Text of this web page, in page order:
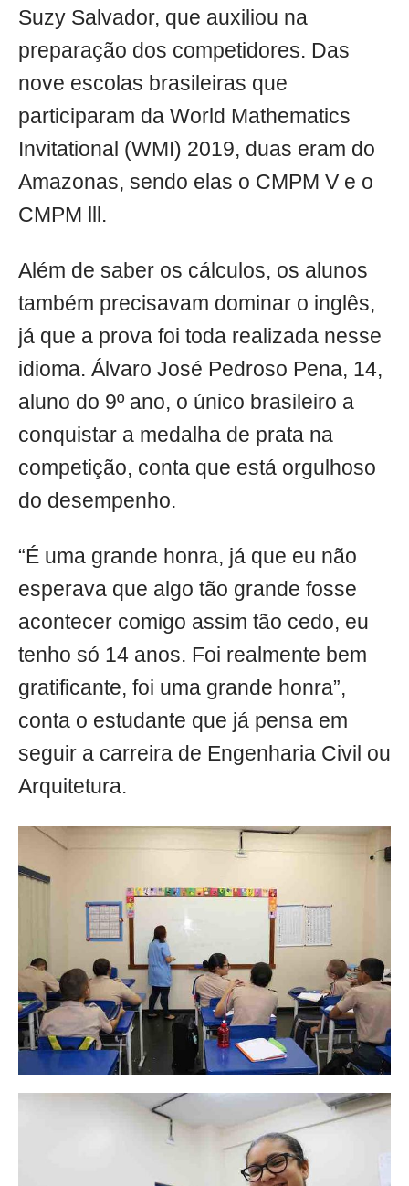
Suzy Salvador, que auxiliou na
preparação dos competidores. Das
nove escolas brasileiras que
participaram da World Mathematics
Invitational (WMI) 2019, duas eram do
Amazonas, sendo elas o CMPM V e o
CMPM lll.
Além de saber os cálculos, os alunos
também precisavam dominar o inglês,
já que a prova foi toda realizada nesse
idioma. Álvaro José Pedroso Pena, 14,
aluno do 9º ano, o único brasileiro a
conquistar a medalha de prata na
competição, conta que está orgulhoso
do desempenho.
“É uma grande honra, já que eu não
esperava que algo tão grande fosse
acontecer comigo assim tão cedo, eu
tenho só 14 anos. Foi realmente bem
gratificante, foi uma grande honra”,
conta o estudante que já pensa em
seguir a carreira de Engenharia Civil ou
Arquitetura.